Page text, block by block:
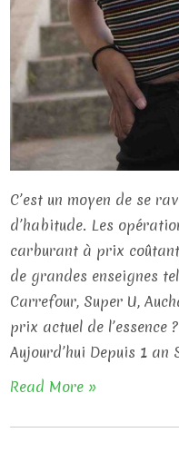
C’est un moyen de se
d’habitude. Les
carburant à prix
de grandes enseignes
Carrefour, Super U,
prix actuel de l’essence
Aujourd’hui Depuis 1 an
Read More »